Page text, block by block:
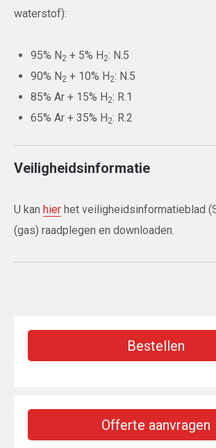
waterstof):
95% N2 + 5% H2: N.5
90% N2 + 10% H2: N.5
85% Ar + 15% H2: R.1
65% Ar + 35% H2: R.2
Veiligheidsinformatie
U kan hier het veiligheidsinformatieblad
(gas) raadplegen en downloaden.
Bestellen
Offerte aanvragen